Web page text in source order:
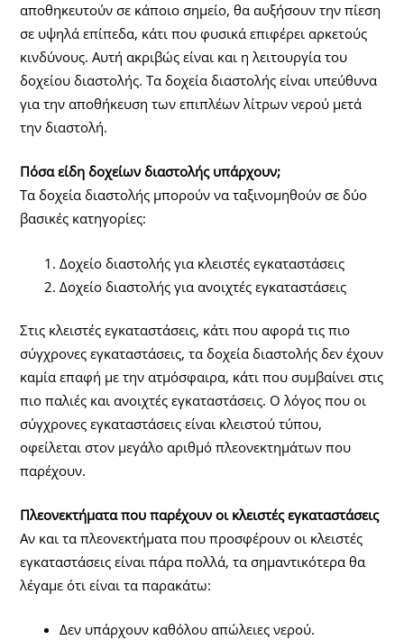
αποθηκευτούν σε κάποιο σημείο, θα αυξήσουν την πίεση
σε υψηλά επίπεδα, κάτι που φυσικά επιφέρει αρκετούς
κινδύνους. Αυτή ακριβώς είναι και η λειτουργία του
δοχείου διαστολής. Τα δοχεία διαστολής είναι υπεύθυνα
για την αποθήκευση των επιπλέων λίτρων νερού μετά
την διαστολή.
Πόσα είδη δοχείων διαστολής υπάρχουν;
Τα δοχεία διαστολής μπορούν να ταξινομηθούν σε δύο
βασικές κατηγορίες:
Δοχείο διαστολής για κλειστές εγκαταστάσεις
Δοχείο διαστολής για ανοιχτές εγκαταστάσεις
Στις κλειστές εγκαταστάσεις, κάτι που αφορά τις πιο
σύγχρονες εγκαταστάσεις, τα δοχεία διαστολής δεν έχουν
καμία επαφή με την ατμόσφαιρα, κάτι που συμβαίνει στις
πιο παλιές και ανοιχτές εγκαταστάσεις. Ο λόγος που οι
σύγχρονες εγκαταστάσεις είναι κλειστού τύπου,
οφείλεται στον μεγάλο αριθμό πλεονεκτημάτων που
παρέχουν.
Πλεονεκτήματα που παρέχουν οι κλειστές εγκαταστάσεις
Αν και τα πλεονεκτήματα που προσφέρουν οι κλειστές
εγκαταστάσεις είναι πάρα πολλά, τα σημαντικότερα θα
λέγαμε ότι είναι τα παρακάτω:
Δεν υπάρχουν καθόλου απώλειες νερού.